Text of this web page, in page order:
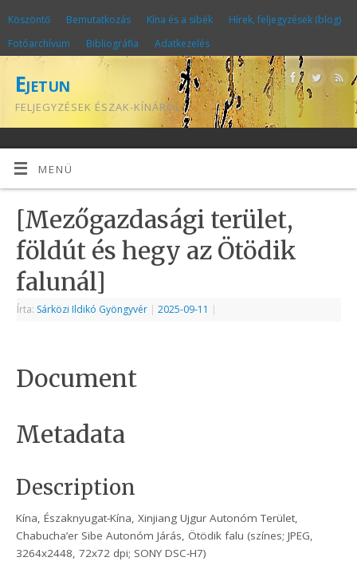
Köszöntő Bemutatkozás Kína és a sibék
Hírek, feljegyzések (blog)
Fotóarchívum
Bibliográfia Adatkezelés
Ejetun
FELJEGYZÉSEK ÉSZAK-KÍNÁRÓL
MENÜ
[Mezőgazdasági terület,
földút és hegy az Ötödik
falunál]
Írta: Sárközi Ildikó Gyöngyvér | 2025-09-11 |
Document
Metadata
Description
Kína, Északnyugat-Kína, Xinjiang Ujgur Autonóm Terület,
Chabucha’er Sibe Autonóm Járás, Ötödik falu (színes; JPEG,
3264x2448, 72x72 dpi; SONY DSC-H7)